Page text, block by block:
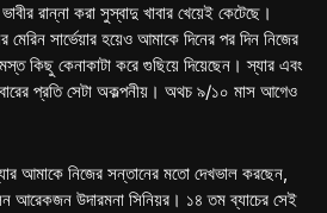
রান্না করা সুস্বাদু খাবার খেয়েই কেটেছে।
সার্ভেয়ার হয়েও আমাকে দিনের পর দিন নিজের
কিছু কেনাকাটা করে গুছিয়ে দিয়েছেন। স্যার এবং
প্রতি সেটা অকল্পনীয়। অথচ ৯/১০ মাস আগেও
আমাকে নিজের সন্তানের মতো দেখভাল করছেন,
আরেকজন উদারমনা সিনিয়র। ১৪ তম ব্যাচের সেই